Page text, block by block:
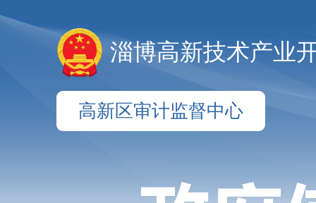
淄博高新技术产业
高新区审计监督中心